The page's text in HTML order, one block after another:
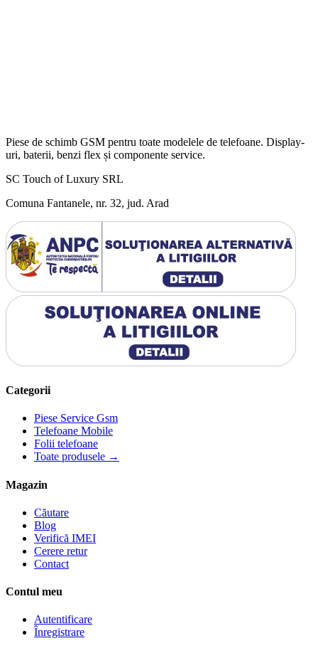
Piese de schimb GSM pentru toate modelele de telefoane. Display-
uri, baterii, benzi flex și componente service.
SC Touch of Luxury SRL
Comuna Fantanele, nr. 32, jud. Arad
Categorii
Piese Service Gsm
Telefoane Mobile
Folii telefoane
Toate produsele →
Magazin
Căutare
Blog
Verifică IMEI
Cerere retur
Contact
Contul meu
Autentificare
Înregistrare